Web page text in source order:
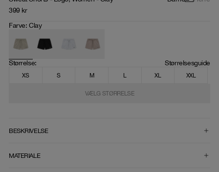
399 kr
Farve:Clay
Størrelse: Størrelsesguide
XS S M L XL XXL
VÆLG STØRRELSE
BESKRIVELSE
MATERIALE